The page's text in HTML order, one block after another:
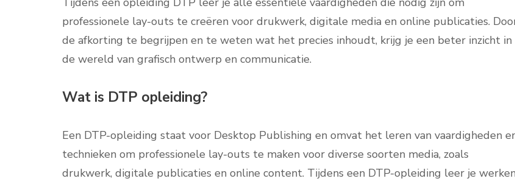
professionele lay-outs te creëren voor drukwerk, digitale media en online publicaties.
de afkorting te begrijpen en te weten wat het precies inhoudt, krijg je een beter inzicht in
de wereld van grafisch ontwerp en communicatie.
Wat is DTP opleiding?
Een DTP-opleiding staat voor Desktop Publishing en omvat het leren van vaardigheden
technieken om professionele lay-outs te maken voor diverse soorten media, zoals
drukwerk, digitale publicaties en online content. Tijdens een DTP-opleiding leer je werken